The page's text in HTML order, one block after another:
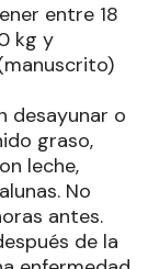
entre 18
kg y
desayunar o
graso,
leche,
No
antes.
de la